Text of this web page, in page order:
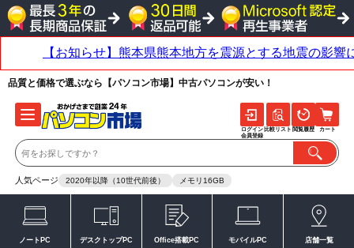
品質と価格で選ぶなら【パソコン市場】中古パソコンが安い！
人気ページ 2020年以降（10世代前後） メモリ16GB
ログイン
会員登録
比較リスト 閲覧履歴 カート
ノートPC デスクトップPC Office搭載PC モバイルPC 店舗一覧